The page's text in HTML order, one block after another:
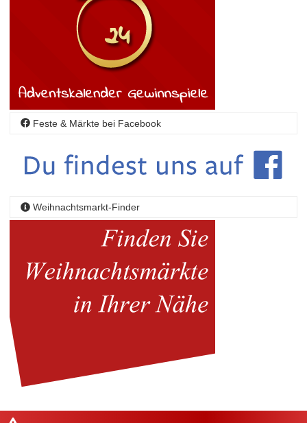
Feste & Märkte bei Facebook
Weihnachtsmarkt-Finder